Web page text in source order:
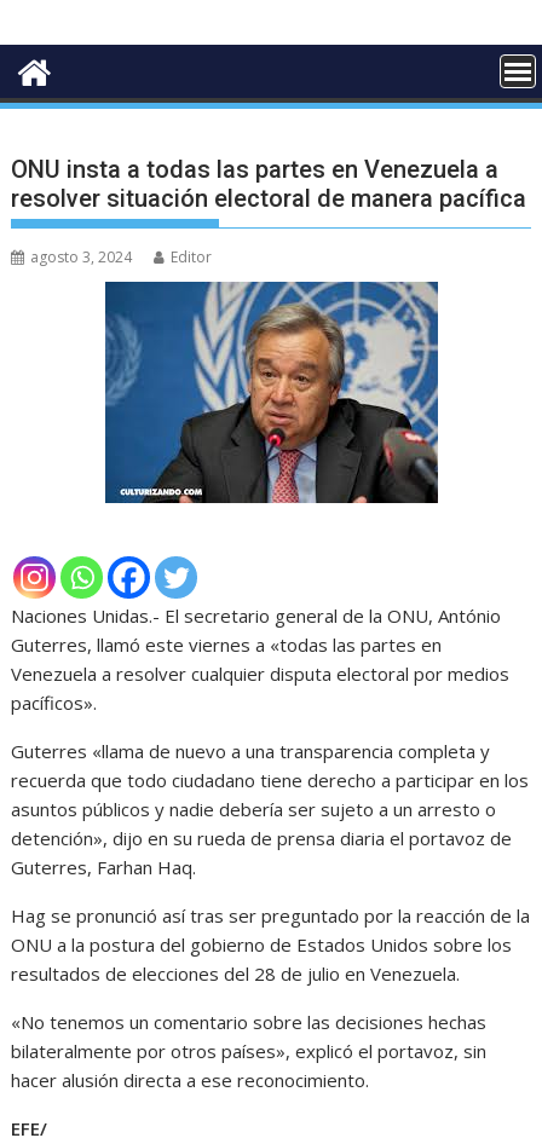
ONU insta a todas las partes en Venezuela a
resolver situación electoral de manera pacífica
agosto 3, 2024 Editor
Naciones Unidas.- El secretario general de la ONU, António
Guterres, llamó este viernes a «todas las partes en
Venezuela a resolver cualquier disputa electoral por medios
pacíficos».
Guterres «llama de nuevo a una transparencia completa y
recuerda que todo ciudadano tiene derecho a participar en los
asuntos públicos y nadie debería ser sujeto a un arresto o
detención», dijo en su rueda de prensa diaria el portavoz de
Guterres, Farhan Haq.
Hag se pronunció así tras ser preguntado por la reacción de la
ONU a la postura del gobierno de Estados Unidos sobre los
resultados de elecciones del 28 de julio en Venezuela.
«No tenemos un comentario sobre las decisiones hechas
bilateralmente por otros países», explicó el portavoz, sin
hacer alusión directa a ese reconocimiento.
EFE/